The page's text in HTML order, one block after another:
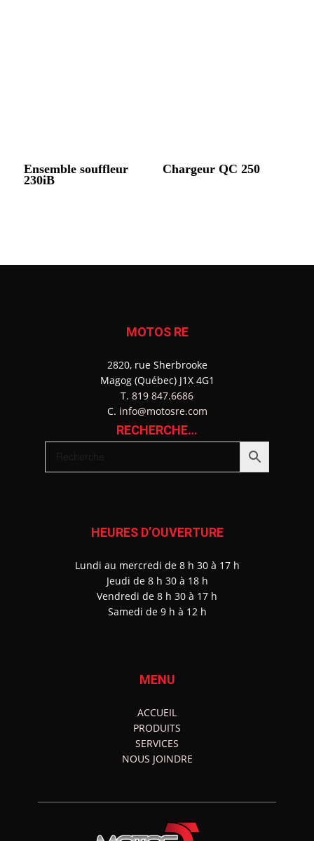
Ensemble souffleur
230iB
Chargeur QC 250
MOTOS RE
2820, rue Sherbrooke
Magog (Québec) J1X 4G1
T. 819 847.6686
C. info@motosre.com
RECHERCHE…
HEURES D’OUVERTURE
Lundi au mercredi de 8 h 30 à 17 h
Jeudi de 8 h 30 à 18 h
Vendredi de 8 h 30 à 17 h
Samedi de 9 h à 12 h
MENU
ACCUEIL
PRODUITS
SERVICES
NOUS JOINDRE